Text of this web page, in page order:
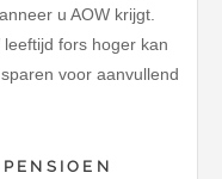
u AOW krijgt.
fors hoger kan
voor aanvullend